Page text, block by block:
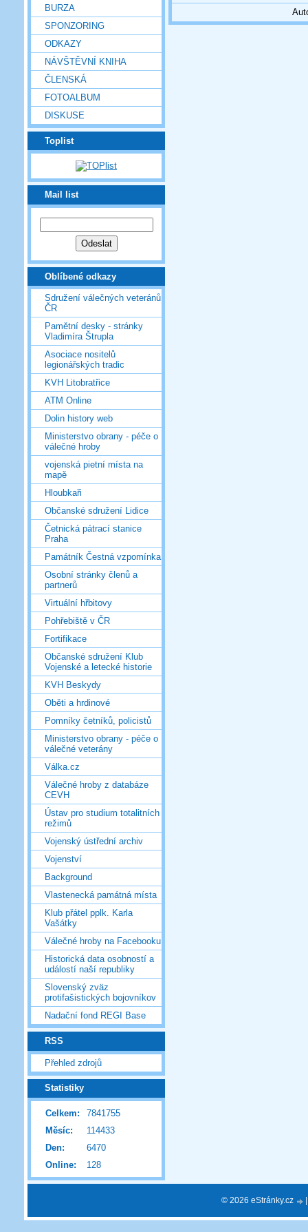
BURZA
SPONZORING
ODKAZY
NÁVŠTĚVNÍ KNIHA
ČLENSKÁ
FOTOALBUM
DISKUSE
Toplist
Mail list
Oblíbené odkazy
Sdružení válečných veteránů
ČR
Pamětní desky - stránky
Vladimíra Štrupla
Asociace nositelů
legionářských tradic
KVH Litobratřice
ATM Online
Dolin history web
Ministerstvo obrany - péče o
válečné hroby
vojenská pietní místa na
mapě
Hloubkaři
Občanské sdružení Lidice
Četnická pátrací stanice
Praha
Památník Čestná vzpomínka
Osobní stránky členů a
partnerů
Virtuální hřbitovy
Pohřebiště v ČR
Fortifikace
Občanské sdružení Klub
Vojenské a letecké historie
KVH Beskydy
Oběti a hrdinové
Pomníky četníků, policistů
Ministerstvo obrany - péče o
válečné veterány
Válka.cz
Válečné hroby z databáze
CEVH
Ústav pro studium totalitních
režimů
Vojenský ústřední archiv
Vojenství
Background
Vlastenecká památná místa
Klub přátel pplk. Karla
Vašátky
Válečné hroby na Facebooku
Historická data osobností a
událostí naší republiky
Slovenský zväz
protifašistických bojovníkov
Nadační fond REGI Base
RSS
Přehled zdrojů
Statistiky
Online: 128
Celkem:
7841755
Měsíc:
114433
Den:
6470
© 2026 eStránky.cz